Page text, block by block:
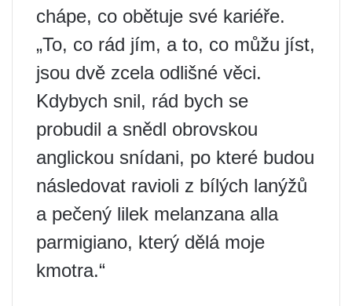
chápe, co obětuje své kariéře.
„To, co rád jím, a to, co můžu jíst,
jsou dvě zcela odlišné věci.
Kdybych snil, rád bych se
probudil a snědl obrovskou
anglickou snídani, po které budou
následovat ravioli z bílých lanýžů
a pečený lilek melanzana alla
parmigiano, který dělá moje
kmotra.“